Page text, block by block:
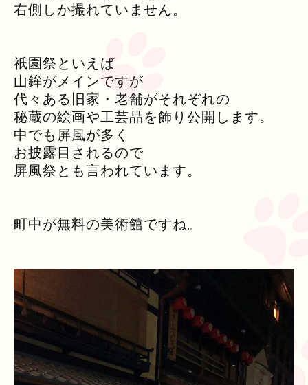
右側しか撮れていません。
祇園祭といえば
山鉾がメインですが
代々ある旧家・老舗がそれぞれの
秘蔵の絵画や工芸品を飾り公開します。
中でも屏風が多く
お披露目されるので
屏風祭とも言われています。
町中が無料の美術館ですね。